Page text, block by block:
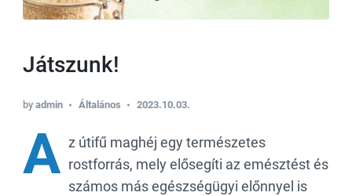
Játszunk!
by admin Általános 2023.10.03.
A z útifű maghéj egy természetes
rostforrás, mely elősegíti az emésztést és
számos más egészségügyi előnnyel is